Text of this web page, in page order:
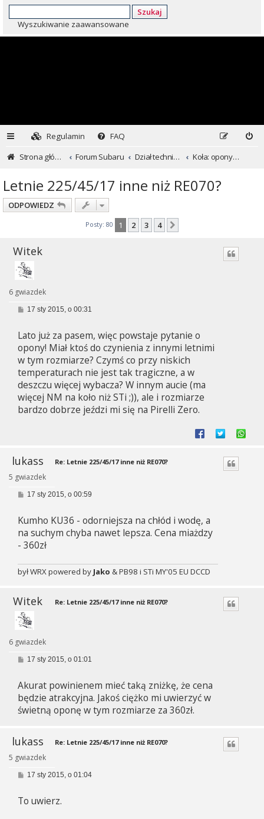
Szukaj
Wyszukiwanie zaawansowane
Regulamin
FAQ
Strona główna
Forum Subaru Dział techniczny ...czyli dla kochających inaczej Koła: opony i felgi
Letnie 225/45/17 inne niż RE070?
ODPOWIEDZ
Posty: 80 1 2 3 4
Witek
6 gwiazdek
P
t
17 sty 2015, o 00:31
Lato już za pasem, więc powstaje pytanie o
opony! Miał ktoś do czynienia z innymi letnimi
w tym rozmiarze? Czymś co przy niskich
temperaturach nie jest tak tragiczne, a w
deszczu więcej wybacza? W innym aucie (ma
więcej NM na koło niż STi ;)), ale i rozmiarze
bardzo dobrze jeździ mi się na Pirelli Zero.
lukass
5 gwiazdek
Re: Letnie 225/45/17 inne niż RE070?
P
t
17 sty 2015, o 00:59
Kumho KU36 - odorniejsza na chłód i wodę, a
na suchym chyba nawet lepsza. Cena miażdzy
- 360zł
był WRX powered by Jako & PB98 i STi MY'05 EU DCCD
Witek
6 gwiazdek
Re: Letnie 225/45/17 inne niż RE070?
P
t
17 sty 2015, o 01:01
Akurat powinienem mieć taką zniżkę, że cena
będzie atrakcyjna. Jakoś ciężko mi uwierzyć w
świetną oponę w tym rozmiarze za 360zł.
lukass
5 gwiazdek
Re: Letnie 225/45/17 inne niż RE070?
P
t
17 sty 2015, o 01:04
To uwierz.